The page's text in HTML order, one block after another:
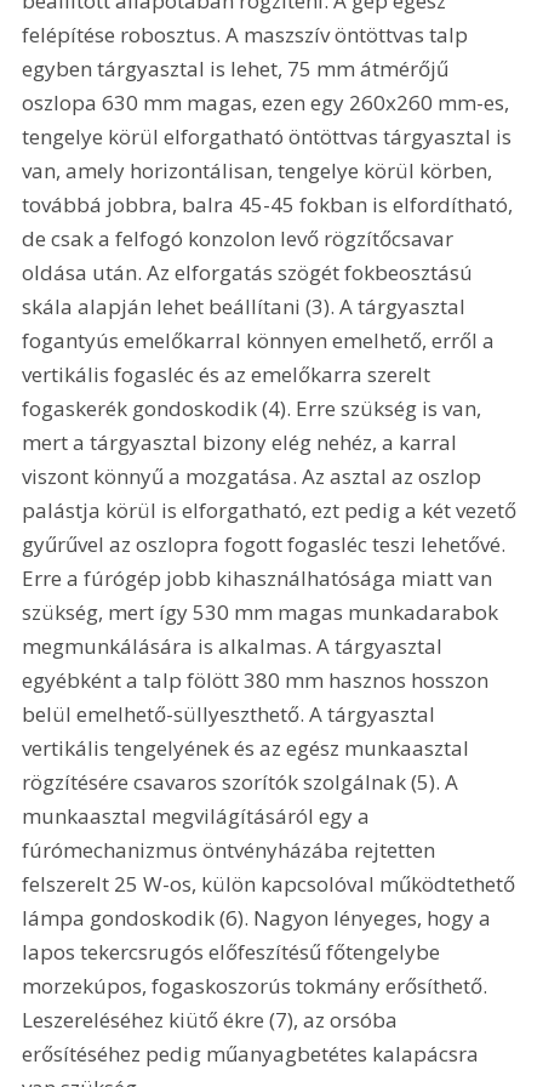
felépítése robosztus. A maszszív öntöttvas talp
egyben tárgyasztal is lehet, 75 mm átmérőjű
oszlopa 630 mm magas, ezen egy 260x260 mm-es,
tengelye körül elforgatható öntöttvas tárgyasztal is
van, amely horizontálisan, tengelye körül körben,
továbbá jobbra, balra 45-45 fokban is elfordítható,
de csak a felfogó konzolon levő rögzítőcsavar
oldása után. Az elforgatás szögét fokbeosztású
skála alapján lehet beállítani (3). A tárgyasztal
fogantyús emelőkarral könnyen emelhető, erről a
vertikális fogasléc és az emelőkarra szerelt
fogaskerék gondoskodik (4). Erre szükség is van,
mert a tárgyasztal bizony elég nehéz, a karral
viszont könnyű a mozgatása. Az asztal az oszlop
palástja körül is elforgatható, ezt pedig a két vezető
gyűrűvel az oszlopra fogott fogasléc teszi lehetővé.
Erre a fúrógép jobb kihasználhatósága miatt van
szükség, mert így 530 mm magas munkadarabok
megmunkálására is alkalmas. A tárgyasztal
egyébként a talp fölött 380 mm hasznos hosszon
belül emelhető-süllyeszthető. A tárgyasztal
vertikális tengelyének és az egész munkaasztal
rögzítésére csavaros szorítók szolgálnak (5). A
munkaasztal megvilágításáról egy a
fúrómechanizmus öntvényházába rejtetten
felszerelt 25 W-os, külön kapcsolóval működtethető
lámpa gondoskodik (6). Nagyon lényeges, hogy a
lapos tekercsrugós előfeszítésű főtengelybe
morzekúpos, fogaskoszorús tokmány erősíthető.
Leszereléséhez kiütő ékre (7), az orsóba
erősítéséhez pedig műanyagbetétes kalapácsra